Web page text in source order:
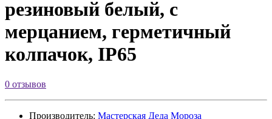
резиновый белый, с
мерцанием, герметичный
колпачок, IP65
0 отзывов
Производитель: Мастерская Деда Мороза